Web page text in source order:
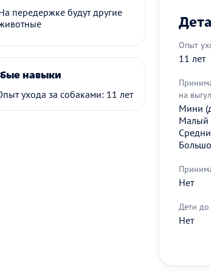
передержке будут другие
навыки
ухода за собаками: 11 лет
Опыт
11 лет
на
Мини
Малый
Нет
Дети
Нет